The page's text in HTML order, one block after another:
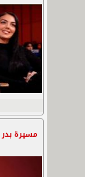
مسيرة بدر